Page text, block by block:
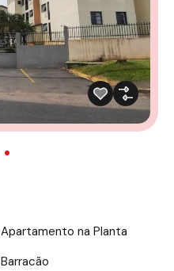
Apartamento na Planta
Barracão